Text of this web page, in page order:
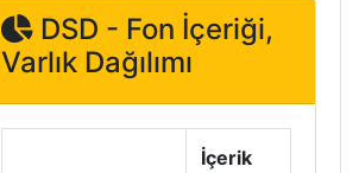
DSD - Fon İçeriği,
Varlık Dağılımı
İçerik